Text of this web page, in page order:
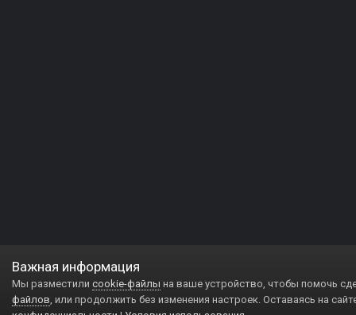
Важная информация
Мы разместили cookie-файлы на ваше устройство, чтобы помочь
файлов, или продолжить без изменения настроек. Оставаясь на